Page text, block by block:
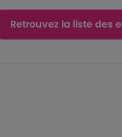
Retrouvez la liste des